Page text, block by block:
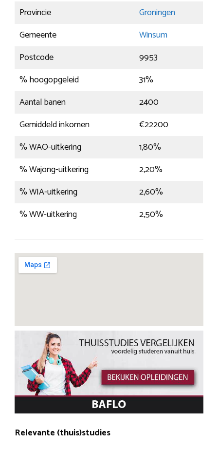
Provincie
Groningen
Gemeente
Winsum
Postcode
9953
% hoogopgeleid
31%
Aantal banen
2400
Gemiddeld inkomen
€22200
% WAO-uitkering
1,80%
% Wajong-uitkering
2,20%
% WIA-uitkering
2,60%
% WW-uitkering
2,50%
Relevante (thuis)studies